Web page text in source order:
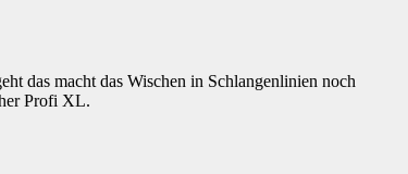
das macht das Wischen in Schlangenlinien noch
Profi XL.